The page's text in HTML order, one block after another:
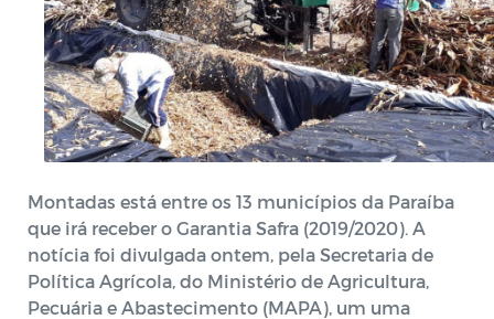
Montadas está entre os 13 municípios da Paraíba
que irá receber o Garantia Safra (2019/2020). A
notícia foi divulgada ontem, pela Secretaria de
Política Agrícola, do Ministério de Agricultura,
Pecuária e Abastecimento (MAPA), um uma